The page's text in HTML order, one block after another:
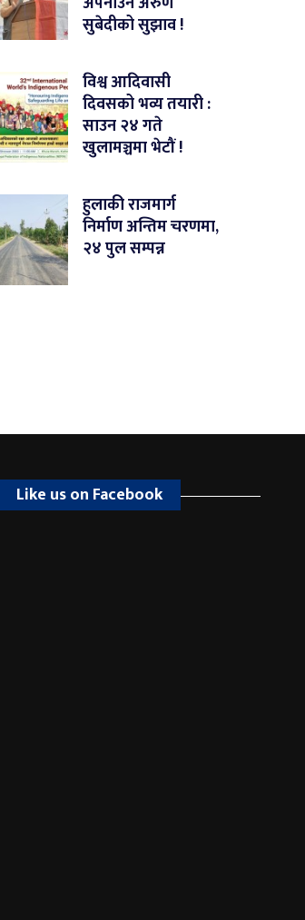
सुबेदीको सुझाव !
विश्व आदिवासी
दिवसको भव्य तयारी :
साउन २४ गते
खुलामञ्चमा भेटौं !
हुलाकी राजमार्ग
निर्माण अन्तिम चरणमा,
२४ पुल सम्पन्न
Like us on Facebook